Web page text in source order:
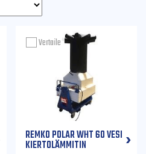
REMKO POLAR WHT 60 VESI
KIERTOLÄMMITIN
Vertaile